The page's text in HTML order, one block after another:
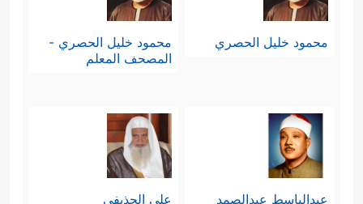
محمود خليل الحصري
محمود خليل الحصري -
المصحف المعلم
عبدالباسط عبدالصمد علي الحذيفي